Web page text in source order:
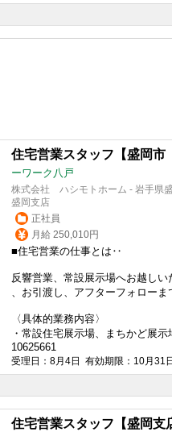
住宅営業スタッフ【盛岡市
ーワーク八戸
株式会社 ハシモトホーム - 岩手県
盛岡支店
正社員
月給 250,010円
■住宅営業の仕事とは‥
反響営業、常設展示場へお越し
、お引渡し、アフターフォローま
〈具体的業務内容〉
・常設住宅展示場、まちかど展
10625661
受理日：8月4日 有効期限：10月31
住宅営業スタッフ【盛岡支